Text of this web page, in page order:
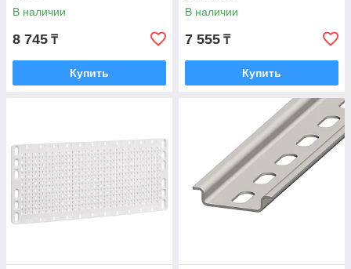
В наличии
8 745 ₸
Купить
В наличии
7 555 ₸
Купить